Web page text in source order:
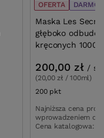
OFERTA
Maska Les
głęboko
kręconych 1000
200,00 zł /
(20,00 zł / 100ml)
200 pktpunktów
Najniższa cena
wprowadzeniem
Cena katalogowa: